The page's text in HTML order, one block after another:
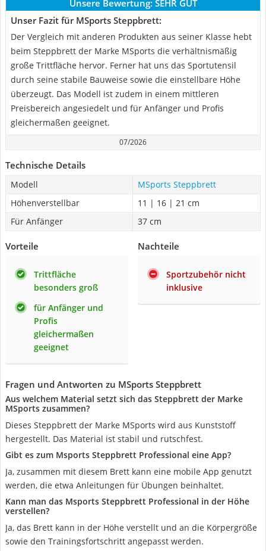
Unsere Bewertung: SEHR GUT
Unser Fazit für MSports Steppbrett:
Der Vergleich mit anderen Produkten aus seiner Klasse hebt
beim Steppbrett der Marke MSports die verhältnismäßig
große Trittfläche hervor. Ferner hat uns das Sportutensil
durch seine stabile Bauweise sowie die einstellbare Höhe
überzeugt. Das Modell ist zudem in einem mittleren
Preisbereich angesiedelt und für Anfänger und Profis
gleichermaßen geeignet.
07/2026
Technische Details
Modell
MSports Steppbrett
Höhenverstellbar
11 | 16 | 21 cm
Für Anfänger
37 cm
Vorteile
Trittfläche
besonders groß
für Anfänger und
Profis
gleichermaßen
geeignet
Nachteile
Sportzubehör nicht
inklusive
Fragen und Antworten zu MSports Steppbrett
Aus welchem Material setzt sich das Steppbrett der Marke
MSports zusammen?
Dieses Steppbrett der Marke MSports wird aus Kunststoff
hergestellt. Das Material ist stabil und rutschfest.
Gibt es zum Msports Steppbrett Professional eine App?
Ja, zusammen mit diesem Brett kann eine mobile App genutzt
werden, die etwa Anleitungen für Übungen beinhaltet.
Kann man das Msports Steppbrett Professional in der Höhe
verstellen?
Ja, das Brett kann in der Höhe verstellt und an die Körpergröße
sowie den Trainingsfortschritt angepasst werden.